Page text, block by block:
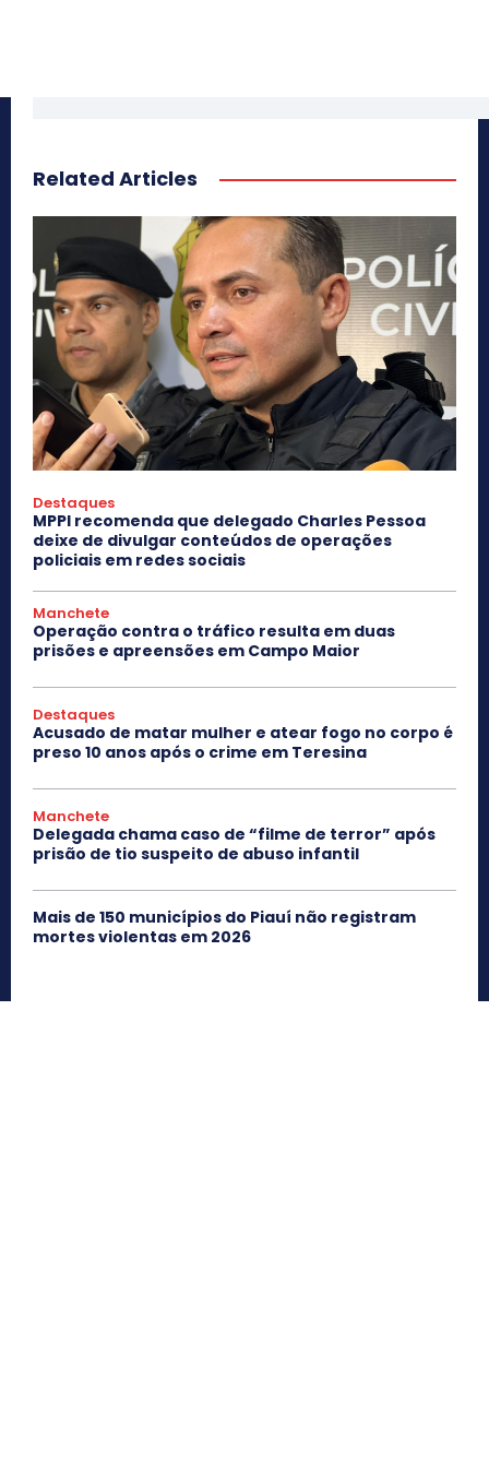
Related Articles
Destaques
MPPI recomenda que delegado Charles Pessoa
deixe de divulgar conteúdos de operações
policiais em redes sociais
Manchete
Operação contra o tráfico resulta em duas
prisões e apreensões em Campo Maior
Destaques
Acusado de matar mulher e atear fogo no corpo é
preso 10 anos após o crime em Teresina
Manchete
Delegada chama caso de “filme de terror” após
prisão de tio suspeito de abuso infantil
Mais de 150 municípios do Piauí não registram
mortes violentas em 2026